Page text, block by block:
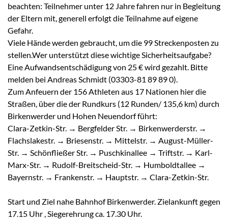
beachten: Teilnehmer unter 12 Jahre fahren nur in Begleitung
der Eltern mit, generell erfolgt die Teilnahme auf eigene
Gefahr.
Viele Hände werden gebraucht, um die 99 Streckenposten zu
stellen.Wer unterstützt diese wichtige Sicherheitsaufgabe?
Eine Aufwandsentschädigung von 25 € wird gezahlt. Bitte
melden bei Andreas Schmidt (03303-81 89 89 0).
Zum Anfeuern der 156 Athleten aus 17 Nationen hier die
Straßen, über die der Rundkurs (12 Runden/ 135,6 km) durch
Birkenwerder und Hohen Neuendorf führt:
Clara-Zetkin-Str. → Bergfelder Str. → Birkenwerderstr. →
Flachslakestr. → Briesenstr. → Mittelstr. → August-Müller-
Str. → Schönfließer Str. → Puschkinallee → Triftstr. → Karl-
Marx-Str. → Rudolf-Breitscheid-Str. → Humboldtallee →
Bayernstr. → Frankenstr. → Hauptstr. → Clara-Zetkin-Str.
Start und Ziel nahe Bahnhof Birkenwerder. Zielankunft gegen
17.15 Uhr , Siegerehrung ca. 17.30 Uhr.